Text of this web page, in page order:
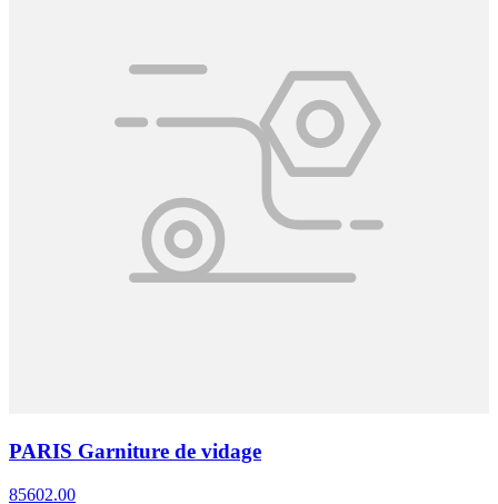
PARIS Garniture de vidage
85602.00